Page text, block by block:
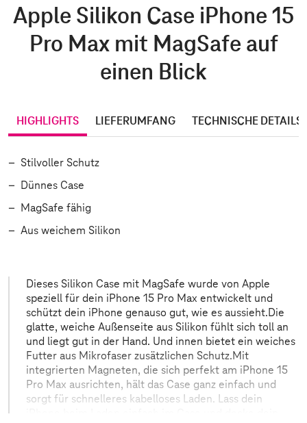
Apple Silikon Case iPhone 15
Pro Max mit MagSafe auf
einen Blick
HIGHLIGHTS LIEFERUMFANG TECHNISCHE DETAILS
Stilvoller Schutz
Dünnes Case
MagSafe fähig
Aus weichem Silikon
Dieses Silikon Case mit MagSafe wurde von Apple
speziell für dein iPhone 15 Pro Max entwickelt und
schützt dein iPhone genauso gut, wie es aussieht.Die
glatte, weiche Außenseite aus Silikon fühlt sich toll an
und liegt gut in der Hand. Und innen bietet ein weiches
Futter aus Mikrofaser zusätzlichen Schutz.Mit
integrierten Magneten, die sich perfekt am iPhone 15
Pro Max ausrichten, hält das Case ganz einfach und
sorgt für schnelleres kabelloses Laden. Lass dein